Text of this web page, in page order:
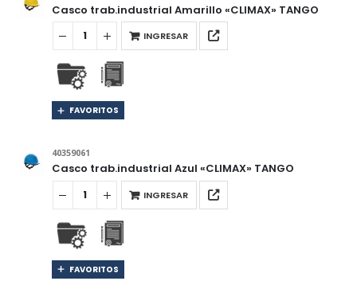
Casco trab.industrial Amarillo «CLIMAX» TANGO
INGRESAR
FAVORITOS
40359061
Casco trab.industrial Azul «CLIMAX» TANGO
INGRESAR
FAVORITOS